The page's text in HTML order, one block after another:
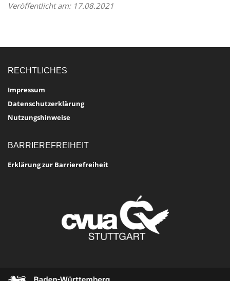
Veröffentlicht am: 17.08.2021
RECHTLICHES
Impressum
Datenschutzerklärung
Nutzungshinweise
BARRIEREFREIHEIT
Erklärung zur Barrierefreiheit